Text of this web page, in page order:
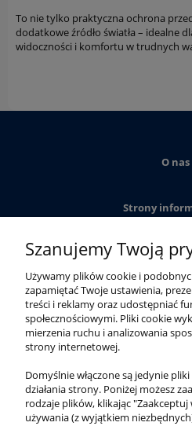
To nie tylko praktyczna ochrona
dodatkowe źródło światła – idealne
widoczności i komfortu w trudnych
O nas
Strony
Obsługa
Moje
Szanujemy Twoją
Używamy plików cookie i
zapamiętać Twoje ustawienia,
treści i reklamy oraz udostępniać
społecznościowymi. Pliki cookie
mierzenia ruchu i analizowania
strony internetowej.
Domyślnie włączone są jedynie
działania strony. Poniżej możesz
rodzaje plików, klikając
używania (z wyjątkiem